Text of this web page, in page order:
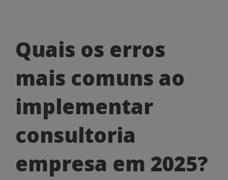
Quais
os
erros
mais
comuns
ao
implementar
Quais os erros
mais comuns ao
implementar
consultoria
empresa em 2025?